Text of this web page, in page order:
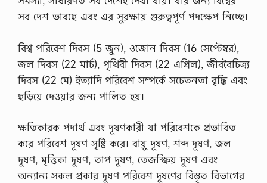
সব দেশ ভাবছে এবং এর সুরক্ষায় গুরুত্বপূর্ণ পদক্ষেপ নিচ্ছে।
বিশ্ব পরিবেশ দিবস (5 জুন), ওজোন দিবস (16 সেপ্টেম্বর),
জল দিবস (22 মার্চ), পৃথিবী দিবস (22 এপ্রিল), জীববৈচিত্র্য
দিবস (22 মে) ইত্যাদি পরিবেশ সম্পর্কে সচেতনতা বৃদ্ধি এবং
ছড়িয়ে দেওয়ার জন্য পালিত হয়।
ক্ষতিকারক পদার্থ এবং দূষণকারী যা পরিবেশকে প্রভাবিত
করে পরিবেশ দূষণ সৃষ্টি করে। বায়ু দূষণ, শব্দ দূষণ, জল
দূষণ, মৃত্তিকা দূষণ, তাপ দূষণ, তেজস্ক্রিয় দূষণ এবং
অন্যান্য সকল প্রকার দূষণ পরিবেশ দূষণের বিস্তৃত বিভাগের